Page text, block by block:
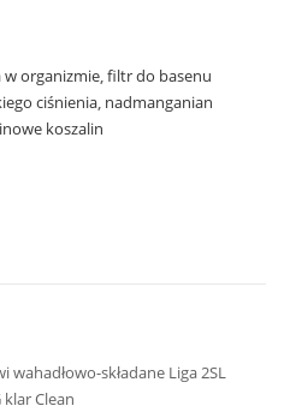
w organizmie filtr do basenu
ciśnienia nadmanganian
koszalin
wahadłowo-składane Liga 2SL
klar Clean